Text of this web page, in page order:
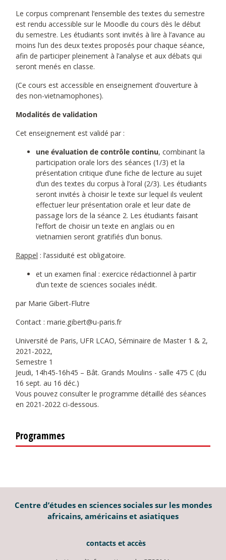
Le corpus comprenant l’ensemble des textes du semestre
est rendu accessible sur le Moodle du cours dès le début
du semestre. Les étudiants sont invités à lire à l’avance au
moins l’un des deux textes proposés pour chaque séance,
afin de participer pleinement à l’analyse et aux débats qui
seront menés en classe.
(Ce cours est accessible en enseignement d’ouverture à
des non-vietnamophones).
Modalités de validation
Cet enseignement est validé par :
une évaluation de contrôle continu, combinant la
participation orale lors des séances (1/3) et la
présentation critique d’une fiche de lecture au sujet
d’un des textes du corpus à l’oral (2/3). Les étudiants
seront invités à choisir le texte sur lequel ils veulent
effectuer leur présentation orale et leur date de
passage lors de la séance 2. Les étudiants faisant
l’effort de choisir un texte en anglais ou en
vietnamien seront gratifiés d’un bonus.
Rappel : l’assiduité est obligatoire.
et un examen final : exercice rédactionnel à partir
d’un texte de sciences sociales inédit.
par Marie Gibert-Flutre
Contact : marie.gibert@u-paris.fr
Université de Paris, UFR LCAO, Séminaire de Master 1 & 2,
2021-2022,
Semestre 1
Jeudi, 14h45-16h45 – Bât. Grands Moulins - salle 475 C (du
16 sept. au 16 déc.)
Vous pouvez consulter le programme détaillé des séances
en 2021-2022 ci-dessous.
Programmes
Centre d’études en sciences sociales sur les mondes
africains, américains et asiatiques
contacts et accès